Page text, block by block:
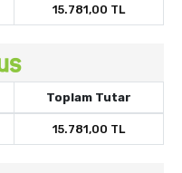
15.781,00 TL
Toplam Tutar
15.781,00 TL